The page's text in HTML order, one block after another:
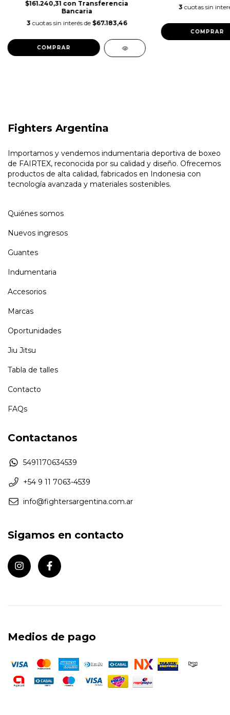
$161.240,31 con Transferencia
Bancaria
3 cuotas sin interés de $67.183,46
COMPRAR
3 cuotas sin
COMPRAR
Fighters Argentina
Importamos y vendemos indumentaria deportiva de boxeo
de FAIRTEX, reconocida por su calidad y diseño. Ofrecemos
productos de alta calidad, fabricados en Indonesia con
tecnología avanzada y materiales sostenibles.
Quiénes somos
Nuevos ingresos
Guantes
Indumentaria
Accesorios
Marcas
Oportunidades
Jiu Jitsu
Tabla de talles
Contacto
FAQs
Contactanos
5491170634539
+54 9 11 7063-4539
info@fightersargentina.com.ar
Sigamos en contacto
Medios de pago